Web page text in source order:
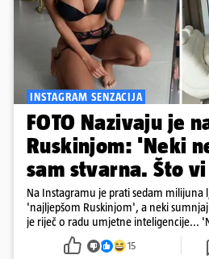
INSTAGRAM SENZACIJA
FOTO Nazivaju je
Ruskinjom: 'Neki
sam stvarna. Što
Na Instagramu je prati sedam milijuna
'najljepšom Ruskinjom', a neki
je riječ o radu umjetne inteligencije...
sigurno je AI', stoji u jednom
objavama...
15